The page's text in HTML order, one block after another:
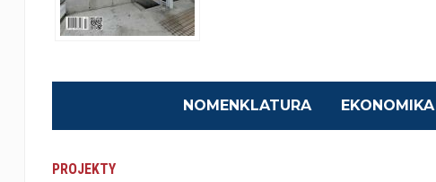
NOMENKLATURA EKONOMIKA
PROJEKTY